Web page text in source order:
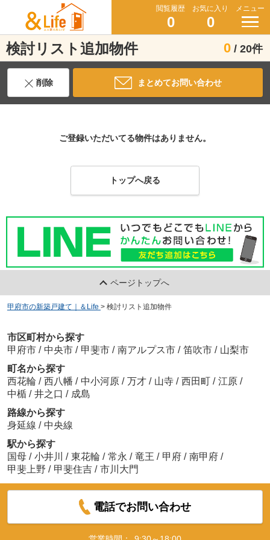
閲覧履歴
0
お気に入り
0
メニュー
検討リスト追加物件 0 / 20件
削除 まとめてお問い合わせ
ご登録いただいてる物件はありません。
トップへ戻る
ページトップへ
甲府市の新築戸建て｜＆Life > 検討リスト追加物件
市区町村から探す
甲府市 / 中央市 / 甲斐市 / 南アルプス市 / 笛吹市 / 山梨市
町名から探す
西花輪 / 西八幡 / 中小河原 / 万才 / 山寺 / 西田町 / 江原 /
中楯 / 井之口 / 成島
路線から探す
身延線 / 中央線
駅から探す
国母 / 小井川 / 東花輪 / 常永 / 竜王 / 甲府 / 南甲府 /
甲斐上野 / 甲斐住吉 / 市川大門
電話でお問い合わせ